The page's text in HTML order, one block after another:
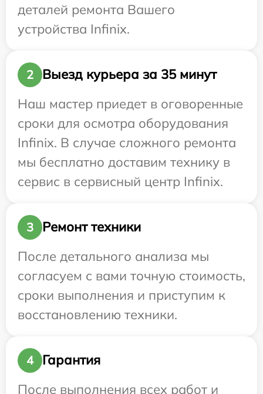
деталей ремонта Вашего
устройства Infinix.
2
Выезд курьера за 35 минут
Наш мастер приедет в оговоренные
сроки для осмотра оборудования
Infinix. В случае сложного ремонта
мы бесплатно доставим технику в
сервис в сервисный центр Infinix.
3
Ремонт техники
После детального анализа мы
согласуем с вами точную стоимость,
сроки выполнения и приступим к
восстановлению техники.
4
Гарантия
После выполнения всех работ и